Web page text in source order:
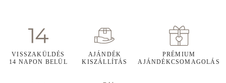
VISSZAKÜLDÉS
14 NAPON BELÜL
AJÁNDÉK
KISZÁLLÍTÁS
PRÉMIUM
AJÁNDÉKCSOMAGOLÁS